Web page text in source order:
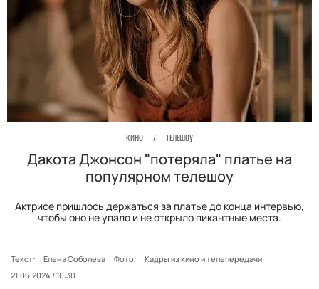
КИНО / ТЕЛЕШОУ
Дакота Джонсон "потеряла" платье на
популярном телешоу
Актрисе пришлось держаться за платье до конца интервью,
чтобы оно не упало и не открыло пикантные места.
Текст: Елена Соболева Фото:
Кадры из кино и телепередачи
21.06.2024 / 10:30